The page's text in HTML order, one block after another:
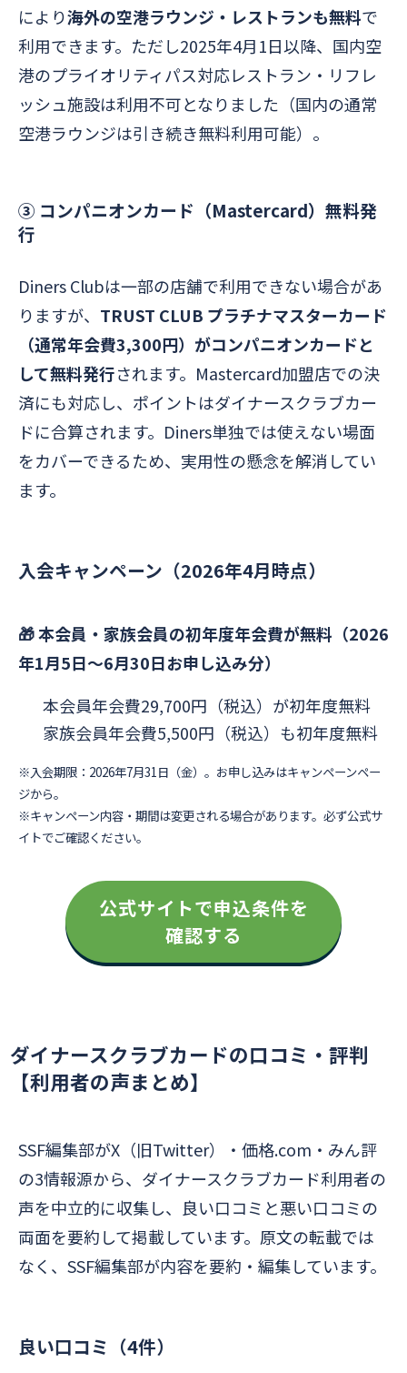
により海外の空港ラウンジ・レストランも無料で
利用できます。ただし2025年4月1日以降、国内空
港のプライオリティパス対応レストラン・リフレ
ッシュ施設は利用不可となりました（国内の通常
空港ラウンジは引き続き無料利用可能）。
③ コンパニオンカード（Mastercard）無料発
行
Diners Clubは一部の店舗で利用できない場合があ
りますが、 TRUST CLUB プラチナマスターカード
（通常年会費3,300円）がコンパニオンカードと
して無料発行されます。Mastercard加盟店での決
済にも対応し、ポイントはダイナースクラブカー
ドに合算されます。Diners単独では使えない場面
をカバーできるため、実用性の懸念を解消してい
ます。
入会キャンペーン（2026年4月時点）
🎁 本会員・家族会員の初年度年会費が無料（2026
年1月5日〜6月30日お申し込み分）
本会員年会費29,700円（税込）が初年度無料
家族会員年会費5,500円（税込）も初年度無料
※入会期限：2026年7月31日（金）。お申し込みはキャンペーンペー
ジから。
※キャンペーン内容・期間は変更される場合があります。必ず公式サ
イトでご確認ください。
公式サイトで申込条件を
確認する
ダイナースクラブカードの口コミ・評判
【利用者の声まとめ】
SSF編集部がX（旧Twitter）・価格.com・みん評
の3情報源から、ダイナースクラブカード利用者の
声を中立的に収集し、良い口コミと悪い口コミの
両面を要約して掲載しています。原文の転載では
なく、SSF編集部が内容を要約・編集しています。
良い口コミ（4件）